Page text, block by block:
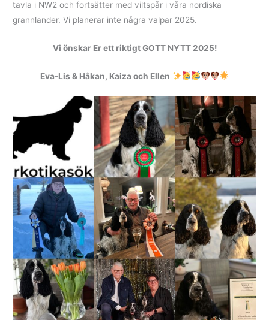
Sök
efter:
tävla i NW2 och fortsätter med viltspår i våra nordiska
grannländer. Vi planerar inte några valpar 2025.
Vi önskar Er ett riktigt GOTT NYTT 2025!
Eva-Lis & Håkan, Kaiza och Ellen